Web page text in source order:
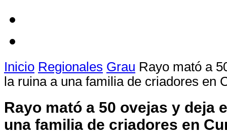
Inicio Regionales Grau Rayo mató a
la ruina a una familia de criadores en
Rayo mató a 50 ovejas y deja
una familia de criadores en